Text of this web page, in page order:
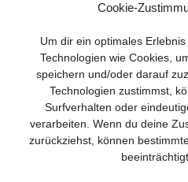
Cookie-
Um dir ein optimales
Technologien wie Cookies,
speichern und/oder darauf
Technologien zustimmst,
Surfverhalten oder
verarbeiten. Wenn du deine
zurückziehst, können
Dass der Weg vom guten
der UxS-Industrie derzeit aus
jedes
Business
auf das
und stets im
wirklich
Abonnieren